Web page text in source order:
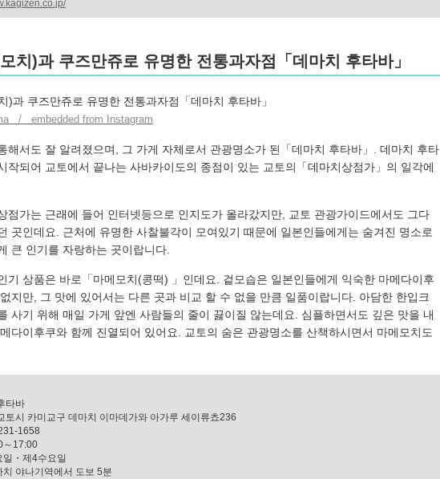
치)과 쿠즈만쥬로 유명한 전통과자점「데마치 후타바」
/ embedded from Instagram
해서도 잘 알려졌으며, 그 가게 자체로서 관광명소가 된「데마치 후타바」. 데마치 후타
작되어 교토에서 끝나는 사바카이도의 종점이 있는 교토의「데마치상점가」의 일각에
점가는 근래에 들어 인터넷등으로 인지도가 올라갔지만, 교토 관광가이드에서도 그다
곳인데요. 근처에 유명한 사찰불각이 모여있기 때문에 일본인들에게는 숨겨진 명소로
큰 인기를 자랑하는 곳이랍니다.
기 상품은 바로「마메모치(콩떡) 」인데요. 겉모습은 일본인들에게 익숙한 마메다이후
지만, 그 맛에 있어서는 다른 곳과 비교 할 수 없을 만큼 일품이랍니다. 아담한 한입크
사기 위해 매일 가게 앞엔 사람들의 줄이 끓이질 않는데요. 심플하면서도 깊은 맛을 내
다이후쿠와 함께 진열되어 있어요. 교토의 숨은 관광명소를 산책하시면서 마메모치도
타바
토시 카미교구 데마치 이마데가와 아가루 세이류쵸236
1658
～17:00
・제4수요일
야나기역에서 도보 5분